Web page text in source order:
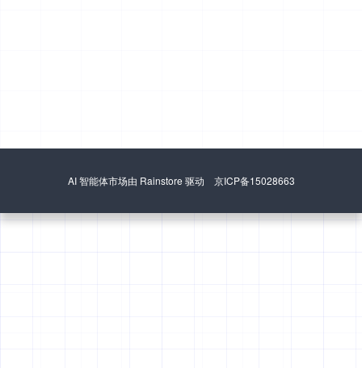
AI 智能体市场由 Rainstore 驱动 京ICP备15028663